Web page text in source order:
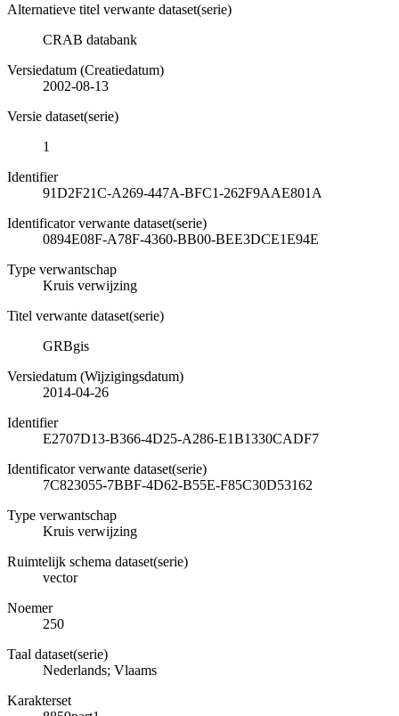
Alternatieve titel verwante dataset(serie)
CRAB databank
Versiedatum (Creatiedatum)
2002-08-13
Versie dataset(serie)
1
Identifier
91D2F21C-A269-447A-BFC1-262F9AAE801A
Identificator verwante dataset(serie)
0894E08F-A78F-4360-BB00-BEE3DCE1E94E
Type verwantschap
Kruis verwijzing
Titel verwante dataset(serie)
GRBgis
Versiedatum (Wijzigingsdatum)
2014-04-26
Identifier
E2707D13-B366-4D25-A286-E1B1330CADF7
Identificator verwante dataset(serie)
7C823055-7BBF-4D62-B55E-F85C30D53162
Type verwantschap
Kruis verwijzing
Ruimtelijk schema dataset(serie)
vector
Noemer
250
Taal dataset(serie)
Nederlands; Vlaams
Karakterset